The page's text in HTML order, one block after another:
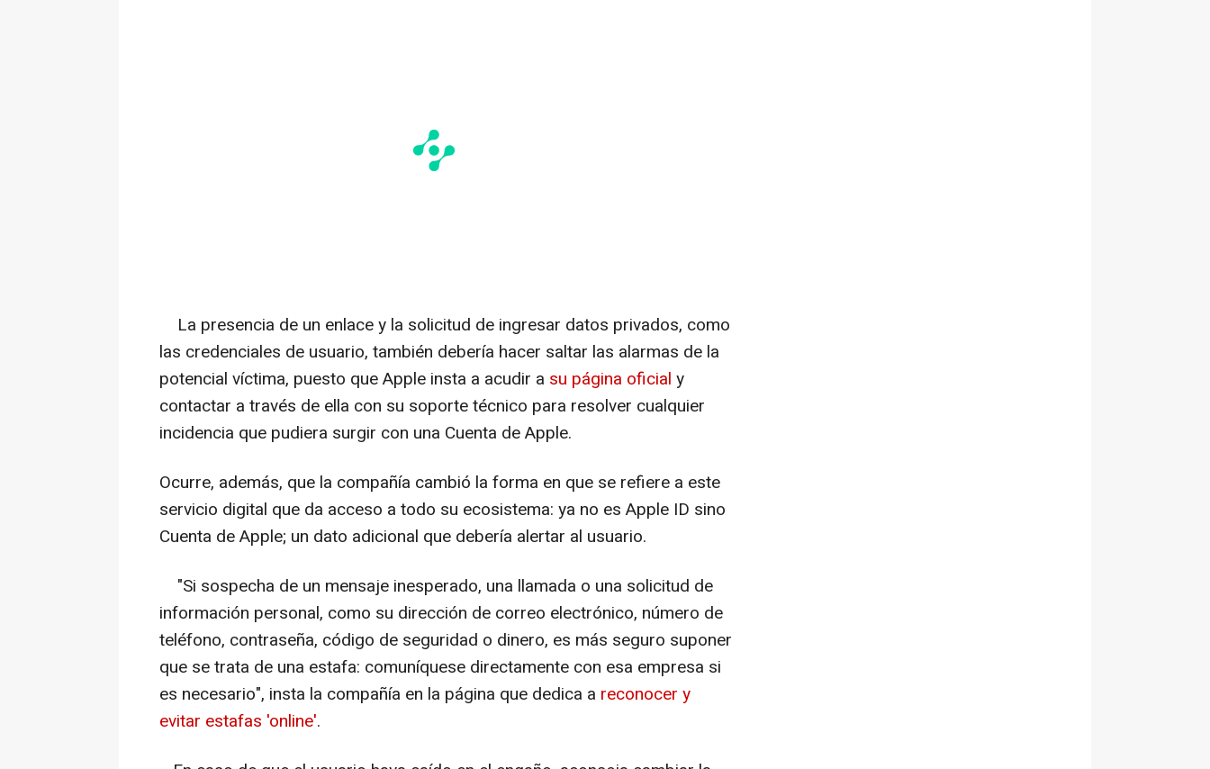
La presencia de un enlace y la solicitud de ingresar datos privados, como
las credenciales de usuario, también debería hacer saltar las alarmas de la
potencial víctima, puesto que Apple insta a acudir a su página oficial y
contactar a través de ella con su soporte técnico para resolver cualquier
incidencia que pudiera surgir con una Cuenta de Apple.
Ocurre, además, que la compañía cambió la forma en que se refiere a este
servicio digital que da acceso a todo su ecosistema: ya no es Apple ID sino
Cuenta de Apple; un dato adicional que debería alertar al usuario.
"Si sospecha de un mensaje inesperado, una llamada o una solicitud de
información personal, como su dirección de correo electrónico, número de
teléfono, contraseña, código de seguridad o dinero, es más seguro suponer
que se trata de una estafa: comuníquese directamente con esa empresa si
es necesario", insta la compañía en la página que dedica a reconocer y
evitar estafas 'online'.